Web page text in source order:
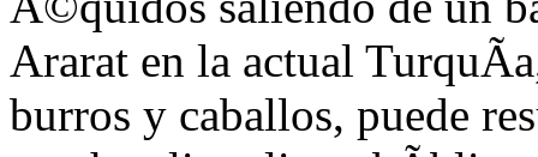
Ararat en la actual
burros y caballos, puede